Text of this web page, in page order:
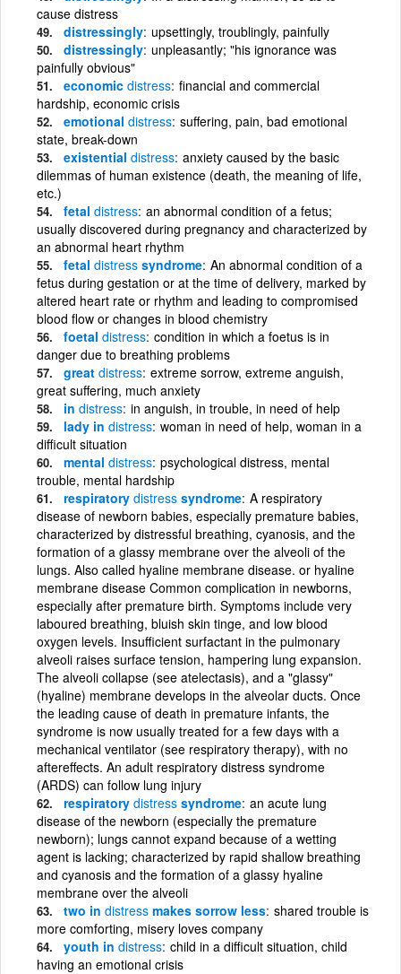
cause distress
distressingly upsettingly, troublingly, painfully
distressingly unpleasantly; "his ignorance was
painfully obvious"
economic distress financial and commercial
hardship, economic crisis
emotional distress suffering, pain, bad emotional
state, break-down
existential distress anxiety caused by the basic
dilemmas of human existence (death, the meaning of life,
etc.)
fetal distress an abnormal condition of a fetus;
usually discovered during pregnancy and characterized by
an abnormal heart rhythm
fetal distress syndrome An abnormal condition of a
fetus during gestation or at the time of delivery, marked by
altered heart rate or rhythm and leading to compromised
blood flow or changes in blood chemistry
foetal distress condition in which a foetus is in
danger due to breathing problems
great distress extreme sorrow, extreme anguish,
great suffering, much anxiety
in distress in anguish, in trouble, in need of help
lady in distress woman in need of help, woman in a
difficult situation
mental distress psychological distress, mental
trouble, mental hardship
respiratory distress syndrome A respiratory
disease of newborn babies, especially premature babies,
characterized by distressful breathing, cyanosis, and the
formation of a glassy membrane over the alveoli of the
lungs. Also called hyaline membrane disease. or hyaline
membrane disease Common complication in newborns,
especially after premature birth. Symptoms include very
laboured breathing, bluish skin tinge, and low blood
oxygen levels. Insufficient surfactant in the pulmonary
alveoli raises surface tension, hampering lung expansion.
The alveoli collapse (see atelectasis), and a "glassy"
(hyaline) membrane develops in the alveolar ducts. Once
the leading cause of death in premature infants, the
syndrome is now usually treated for a few days with a
mechanical ventilator (see respiratory therapy), with no
aftereffects. An adult respiratory distress syndrome
(ARDS) can follow lung injury
respiratory distress syndrome an acute lung
disease of the newborn (especially the premature
newborn); lungs cannot expand because of a wetting
agent is lacking; characterized by rapid shallow breathing
and cyanosis and the formation of a glassy hyaline
membrane over the alveoli
two in distress makes sorrow less shared trouble is
more comforting, misery loves company
youth in distress child in a difficult situation, child
having an emotional crisis